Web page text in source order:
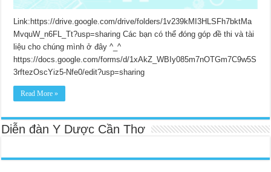
Link:https://drive.google.com/drive/folders/1v239kMI3HLSFh7bktMa
MvquW_n6FL_Tt?usp=sharing Các bạn có thể đóng góp đề thi và tài
liệu cho chúng mình ở đây ^_^
https://docs.google.com/forms/d/1xAkZ_WBIy085m7nOTGm7C9w5S
3rftezOscYiz5-Nfe0/edit?usp=sharing
Read More »
Diễn đàn Y Dược Cần Thơ